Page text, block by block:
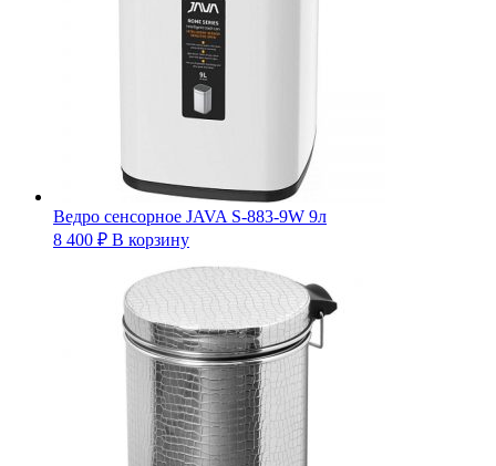
Ведро сенсорное JAVA S-883-9W 9л
8 400 ₽ В корзину